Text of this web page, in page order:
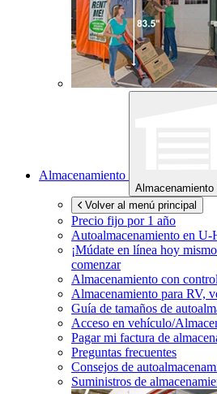
Almacenamiento
Almacenamiento
Volver al menú principal
Precio fijo por 1 año
Autoalmacenamiento en U-
¡Múdate en línea hoy
comenzar
Almacenamiento con
Almacenamiento para RV,
Guía de tamaños de
Acceso en vehículo/
Pagar mi factura de
Preguntas frecuentes
Consejos de
Suministros de